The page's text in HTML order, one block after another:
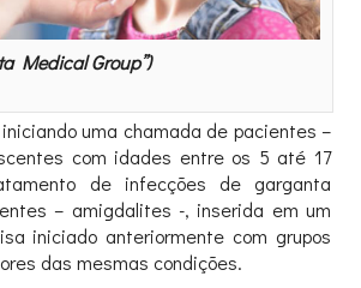
Medical Group”)
uma chamada de pacientes –
com idades entre os 5 até 17
de infecções de garganta
– amigdalites -, inserida em um
iniciado anteriormente com grupos
das mesmas condições.